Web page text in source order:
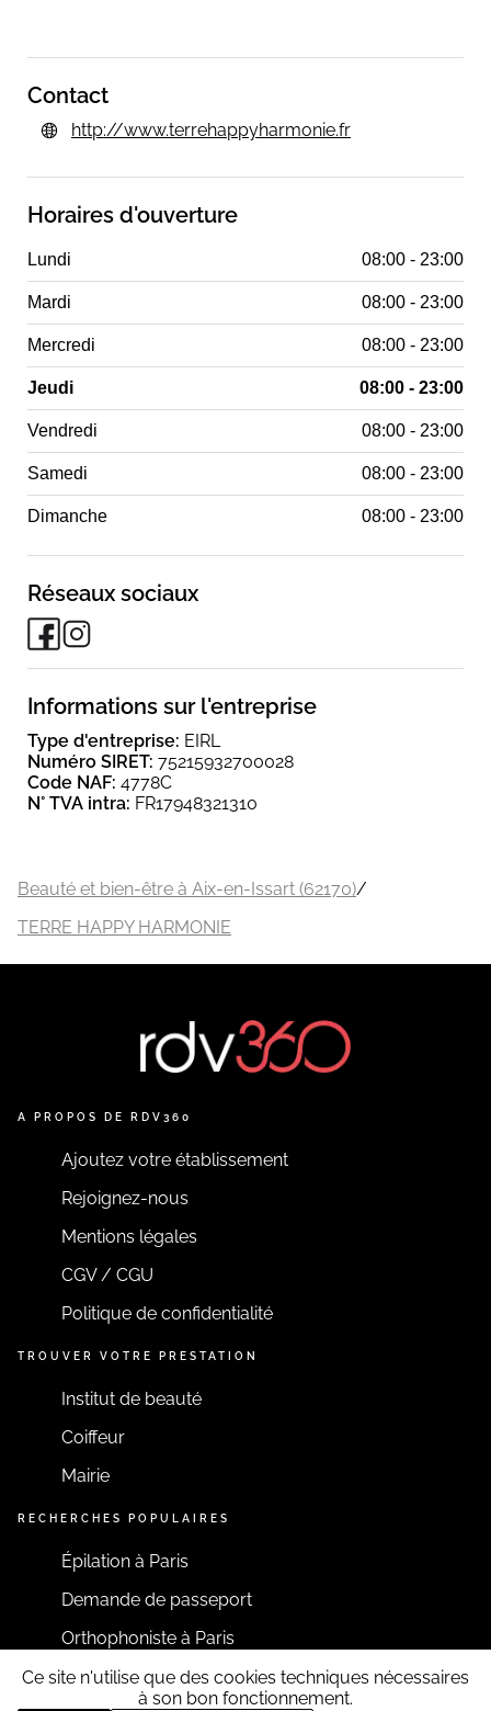
Contact
http://www.terrehappyharmonie.fr
Horaires d'ouverture
Lundi 08:00 - 23:00
Mardi 08:00 - 23:00
Mercredi 08:00 - 23:00
Jeudi 08:00 - 23:00
Vendredi 08:00 - 23:00
Samedi 08:00 - 23:00
Dimanche 08:00 - 23:00
Réseaux sociaux
Informations sur l'entreprise
Type d'entreprise: EIRL
Numéro SIRET: 75215932700028
Code NAF: 4778C
N° TVA intra: FR17948321310
Beauté et bien-être à Aix-en-Issart (62170)/
TERRE HAPPY HARMONIE
A PROPOS DE RDV360
Ajoutez votre établissement
Rejoignez-nous
Mentions légales
CGV / CGU
Politique de confidentialité
TROUVER VOTRE PRESTATION
Institut de beauté
Coiffeur
Mairie
RECHERCHES POPULAIRES
Épilation à Paris
Demande de passeport
Orthophoniste à Paris
RESTONS CONNECTÉS
Ce site n'utilise que des cookies techniques nécessaires
à son bon fonctionnement.